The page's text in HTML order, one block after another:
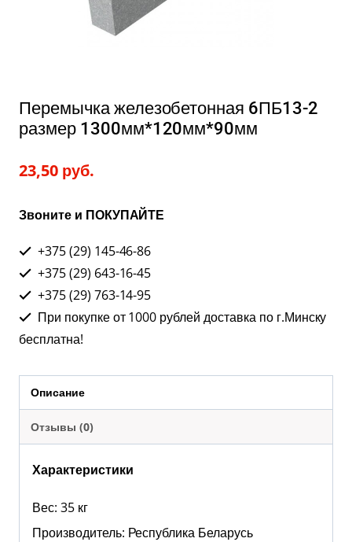
Перемычка железобетонная 6ПБ13-2
размер 1300мм*120мм*90мм
23,50 руб.
Звоните и ПОКУПАЙТЕ
+375 (29) 145-46-86
+375 (29) 643-16-45
+375 (29) 763-14-95
При покупке от 1000 рублей доставка по г.Минску
бесплатна!
Описание
Отзывы (0)
Характеристики
Вес: 35 кг
Производитель: Республика Беларусь